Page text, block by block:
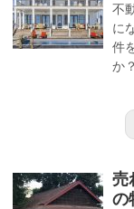
不
に
件
か
売
の